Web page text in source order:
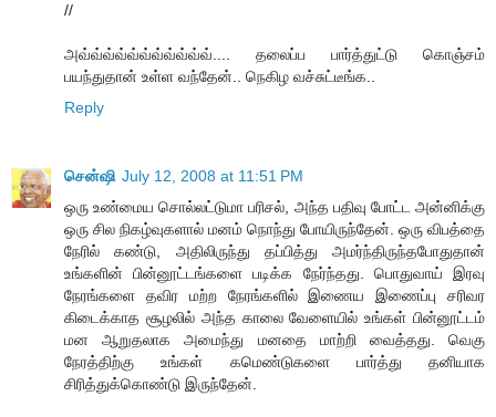
//
அவ்வ்வ்வ்வ்வ்வ்வ்வ்வ்வ்.... தலைப்ப பார்த்துட்டு கொஞ்சம்
பயந்துதான் உள்ள வந்தேன்.. நெகிழ வச்சுட்டீங்க..
Reply
சென்ஷி July 12, 2008 at 11:51 PM
ஒரு உண்மைய சொல்லட்டுமா பரிசல், அந்த பதிவு போட்ட அன்னிக்கு
ஒரு சில நிகழ்வுகளால் மனம் நொந்து போயிருந்தேன். ஒரு விபத்தை
நேரில் கண்டு, அதிலிருந்து தப்பித்து அமர்ந்திருந்தபோதுதான்
உங்களின் பின்னூட்டங்களை படிக்க நேர்ந்தது. பொதுவாய் இரவு
நேரங்களை தவிர மற்ற நேரங்களில் இணைய இணைப்பு சரிவர
கிடைக்காத சூழலில் அந்த காலை வேளையில் உங்கள் பின்னூட்டம்
மன ஆறுதலாக அமைந்து மனதை மாற்றி வைத்தது. வெகு
நேரத்திற்கு உங்கள் கமெண்டுகளை பார்த்து தனியாக
சிரித்துக்கொண்டு இருந்தேன்.